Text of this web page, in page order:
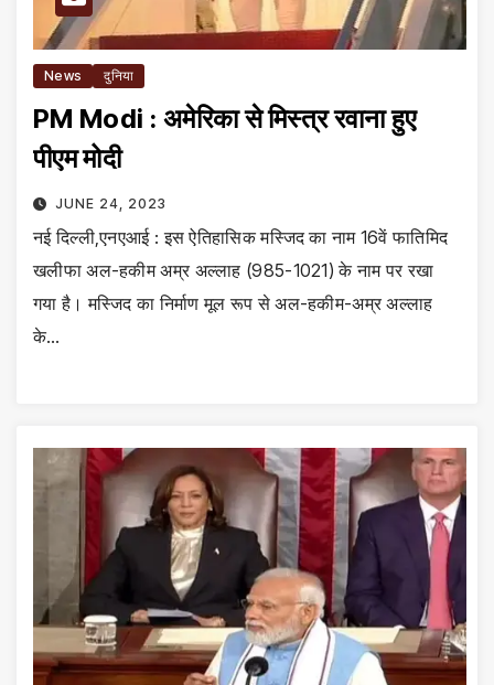
News दुनिया
PM Modi : अमेरिका से मिस्त्र रवाना हुए
पीएम मोदी
JUNE 24, 2023
नई दिल्ली,एनएआई : इस ऐतिहासिक मस्जिद का नाम 16वें फातिमिद
खलीफा अल-हकीम अम्र अल्लाह (985-1021) के नाम पर रखा
गया है। मस्जिद का निर्माण मूल रूप से अल-हकीम-अम्र अल्लाह
के…